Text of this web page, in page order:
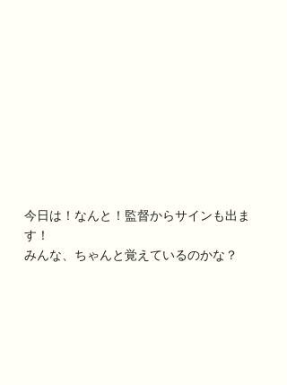
今日は！なんと！監督からサインも出ま
す！
みんな、ちゃんと覚えているのかな？